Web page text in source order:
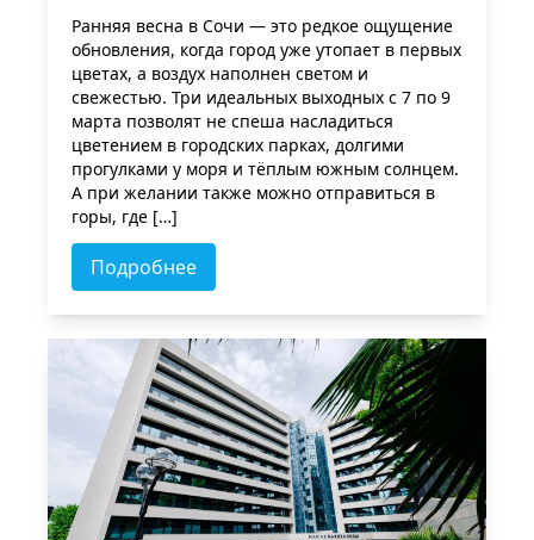
Ранняя весна в Сочи — это редкое ощущение
обновления, когда город уже утопает в первых
цветах, а воздух наполнен светом и
свежестью. Три идеальных выходных с 7 по 9
марта позволят не спеша насладиться
цветением в городских парках, долгими
прогулками у моря и тёплым южным солнцем.
А при желании также можно отправиться в
горы, где […]
Подробнее